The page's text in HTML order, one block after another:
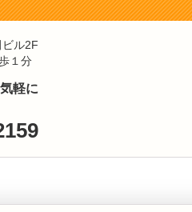
ル2F
１分
軽に